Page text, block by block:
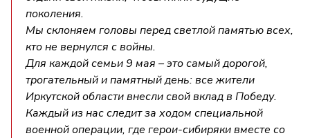
поколения.
Мы склоняем головы перед светлой памятью всех,
кто не вернулся с войны.
Для каждой семьи 9 мая – это самый дорогой,
трогательный и памятный день: все жители
Иркутской области внесли свой вклад в Победу.
Каждый из нас следит за ходом специальной
военной операции, где герои-сибиряки вместе со